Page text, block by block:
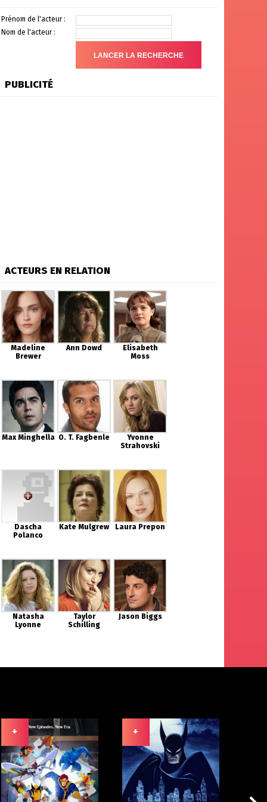
Prénom de l'acteur :
Nom de l'acteur :
PUBLICITÉ
ACTEURS EN RELATION
Madeline
Brewer
Ann Dowd
Elisabeth
Moss
Max Minghella O. T. Fagbenle
Yvonne
Strahovski
Dascha
Polanco
Kate Mulgrew Laura Prepon
Natasha
Lyonne
Taylor
Schilling
Jason Biggs
+ +